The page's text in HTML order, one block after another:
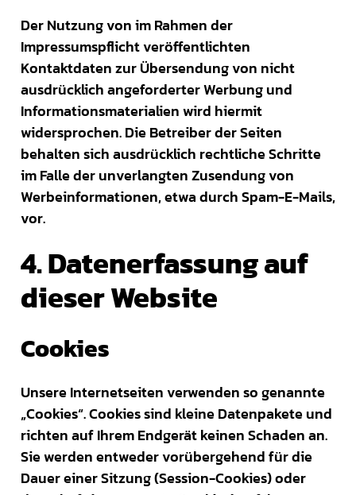
Der Nutzung von im Rahmen der
Impressumspflicht veröffentlichten
Kontaktdaten zur Übersendung von nicht
ausdrücklich angeforderter Werbung und
Informationsmaterialien wird hiermit
widersprochen. Die Betreiber der Seiten
behalten sich ausdrücklich rechtliche Schritte
im Falle der unverlangten Zusendung von
Werbeinformationen, etwa durch Spam-E-Mails,
vor.
4. Datenerfassung auf
dieser Website
Cookies
Unsere Internetseiten verwenden so genannte
„Cookies“. Cookies sind kleine Datenpakete und
richten auf Ihrem Endgerät keinen Schaden an.
Sie werden entweder vorübergehend für die
Dauer einer Sitzung (Session-Cookies) oder